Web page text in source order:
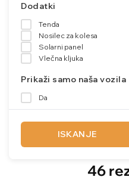
Dodatki
Tenda
Nosilec za kolesa
Solarni panel
Vlečna kljuka
Prikaži samo naša vozila
Da
ISKANJE
46